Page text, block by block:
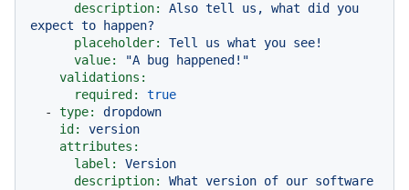
description:
Also tell us, what did
you
expect to
happen?
placeholder:
Tell us what you see!
value:
"A bug happened!"
validations:
required:
true
-
type:
dropdown
id:
version
attributes:
label:
Version
description:
What version of our software